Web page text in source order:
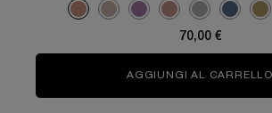
Selected
Colore 01 Nudo francese per HYPNÔSE
Selected
Colore 04 CRAZA TORTORA
Selected
Colore 06 Riflesso di
Selected
Colore 09 Fraicheur
Selected
Colore 14Selected
Colore
70,00 €
AGGIUNGI AL CARRELLO